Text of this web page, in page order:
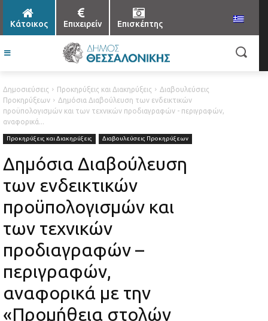
Κάτοικος Επιχειρείν Επισκέπτης
Δημοσιεύσεις Προκηρύξεις και Διακηρύξεις
Διαβουλεύσεις
Προκηρύξεων
Δημόσια Διαβούλευση των ενδεικτικών
προϋπολογισμών και των τεχνικών προδιαγραφών - περιγραφών,
αναφορικά...
Προκηρύξεις και Διακηρύξεις Διαβουλεύσεις Προκηρύξεων
Δημόσια Διαβούλευση
των ενδεικτικών
προϋπολογισμών και
των τεχνικών
προδιαγραφών –
περιγραφών,
αναφορικά με την
«Προμήθεια στολών